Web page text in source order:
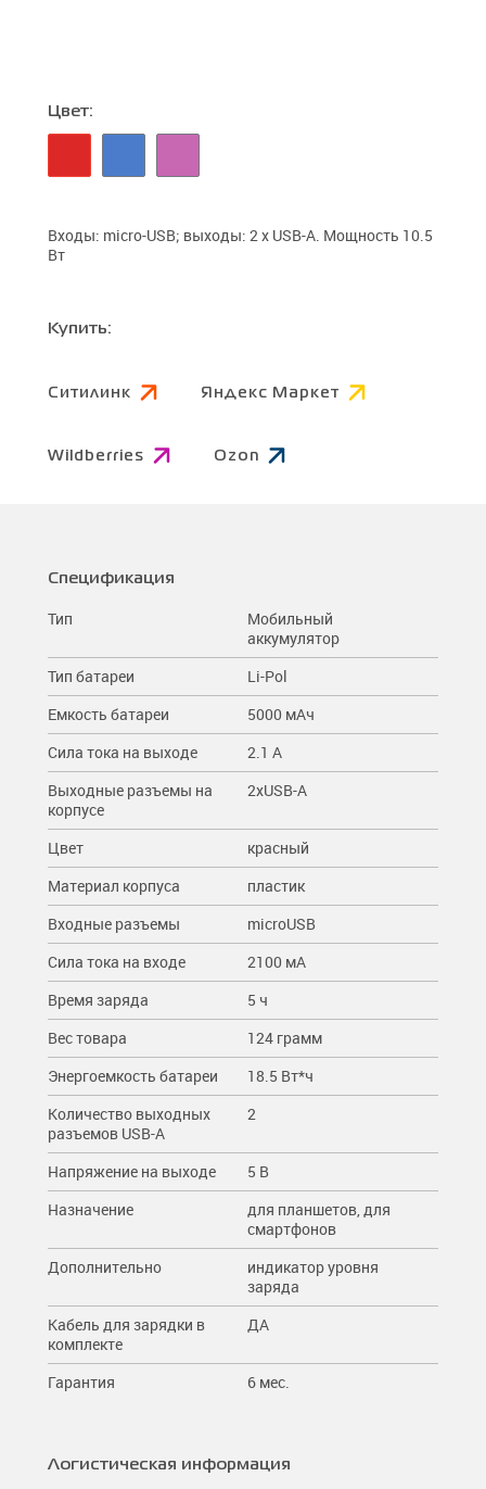
Цвет:
Входы: micro-USB; выходы: 2 x USB-A. Мощность 10.5
Вт
Купить:
Ситилинк Яндекс Маркет
Wildberries Ozon
Спецификация
Тип
Мобильный
аккумулятор
Тип батареи
Li-Pol
Емкость батареи
5000 мAч
Сила тока на выходе
2.1 A
Выходные разъемы на
корпусе
2xUSB-A
Цвет
красный
Материал корпуса
пластик
Входные разъемы
microUSB
Сила тока на входе
2100 мА
Время заряда
5 ч
Вес товара
124 грамм
Энергоемкость батареи
18.5 Вт*ч
Количество выходных
разъемов USB-A
2
Напряжение на выходе
5 В
Назначение
для планшетов, для
смартфонов
Дополнительно
индикатор уровня
заряда
Кабель для зарядки в
комплекте
ДА
Гарантия 6 мес.
Логистическая информация